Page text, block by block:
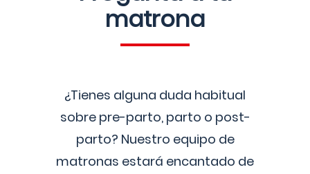
matrona
¿Tienes alguna duda habitual
sobre pre-parto, parto o post-
parto? Nuestro equipo de
matronas estará encantado de